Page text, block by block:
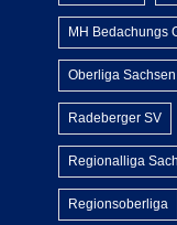
MH Bedachungs
Oberliga Sachsen
Radeberger SV
Regionalliga
Regionsoberliga